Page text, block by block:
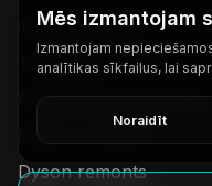
iPhone remonts
Telefonu remonts
Planšetdatoru remonts
Datoru remonts
Dyson remonts
Mēs izmantojam
Izmantojam
analītikas sīkfailus, lai
Noraidīt